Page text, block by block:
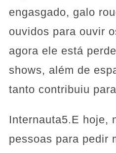
engasgado, galo
ouvidos para ouvir
agora ele está
shows, além de
tanto contribuiu
Internauta5.E hoje,
pessoas para pedir